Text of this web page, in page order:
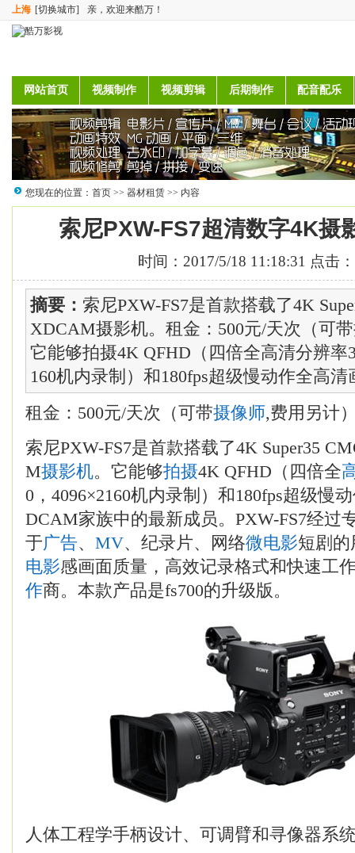
上海 [切换城市] 亲，欢迎来酷万！
网站首页 视频制作 视频剪辑 后期制作 配音配乐
您现在的位置： 首页 >> 器材租赁 >> 内容
索尼PXW-FS7超清数字4K摄
时间：2017/5/18 11:18:31 点击
摘要： 索尼PXW-FS7是首款搭载了4K
XDCAM摄影机。租金：500元/天次（可
它能够拍摄4K QFHD（四倍全高清分辨率
160机内录制）和180fps超级慢动作全高清
租金：500元/天次（可带摄像师,费用另计
索尼PXW-FS7是首款搭载了4K Super35
M摄影机。它能够拍摄4K QFHD（四倍全
0，4096×2160机内录制）和180fps超级慢
DCAM家族中的最新成员。PXW-FS7经过
于广告、 MV、纪录片、网络微电影短剧
电影感画面质量，高效记录格式和快速工
作商。本款产品是fs700的升级版。
人体工程学手柄设计、可调臂和寻像器系